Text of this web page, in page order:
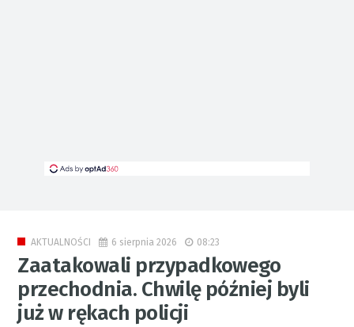
AKTUALNOŚCI 6 sierpnia 2026 08:23
Zaatakowali przypadkowego
przechodnia. Chwilę później byli
już w rękach policji